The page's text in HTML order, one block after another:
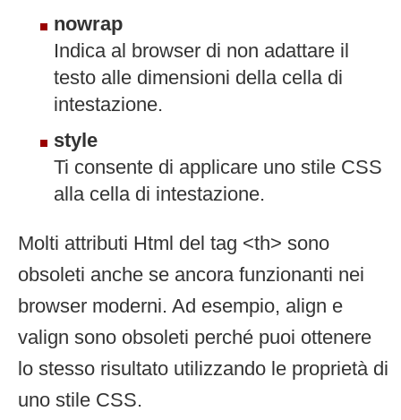
nowrap
Indica al browser di non adattare il
testo alle dimensioni della cella di
intestazione.
style
Ti consente di applicare uno stile CSS
alla cella di intestazione.
Molti attributi Html del tag <th> sono
obsoleti anche se ancora funzionanti nei
browser moderni. Ad esempio, align e
valign sono obsoleti perché puoi ottenere
lo stesso risultato utilizzando le proprietà di
uno stile CSS.